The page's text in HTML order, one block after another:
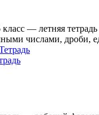
— летняя
числами, дроби,